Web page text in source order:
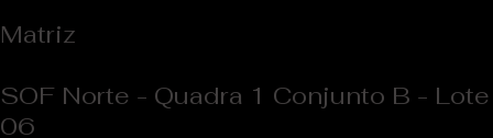
Matriz